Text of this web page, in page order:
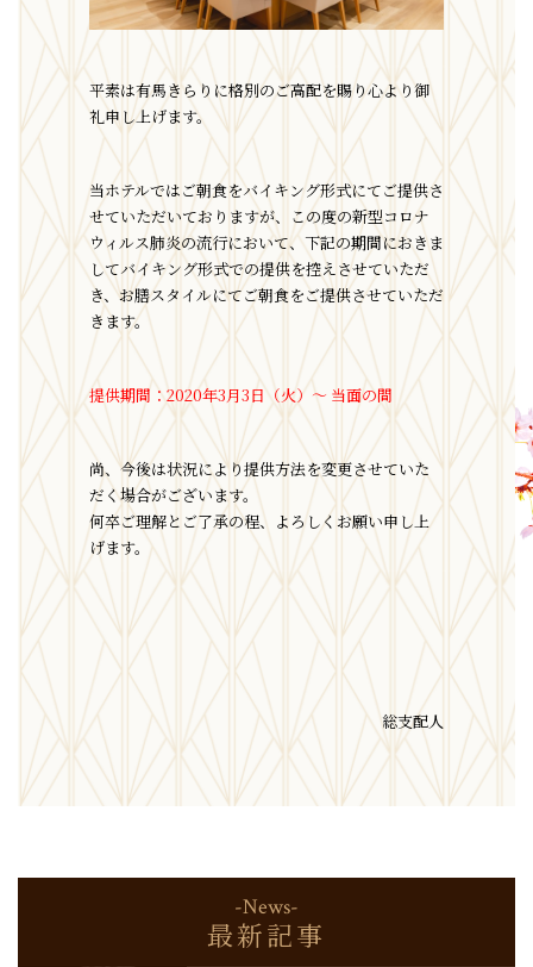
平素は有馬きらりに格別のご高配を賜り心より御
礼申し上げます。
当ホテルではご朝食をバイキング形式にてご提供さ
せていただいておりますが、この度の新型コロナ
ウィルス肺炎の流行において、下記の期間におきま
してバイキング形式での提供を控えさせていただ
き、お膳スタイルにてご朝食をご提供させていただ
きます。
提供期間：2020年3月3日（火）～ 当面の間
尚、今後は状況により提供方法を変更させていた
だく場合がございます。
何卒ご理解とご了承の程、よろしくお願い申し上
げます。
総支配人
-News-
最新記事